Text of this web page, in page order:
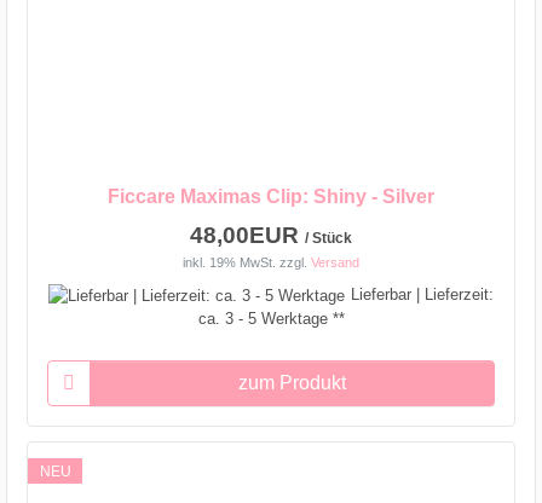
Ficcare Maximas Clip: Shiny - Silver
48,00EUR / Stück
inkl. 19% MwSt. zzgl. Versand
Lieferbar | Lieferzeit:
ca. 3 - 5 Werktage **
zum Produkt
NEU